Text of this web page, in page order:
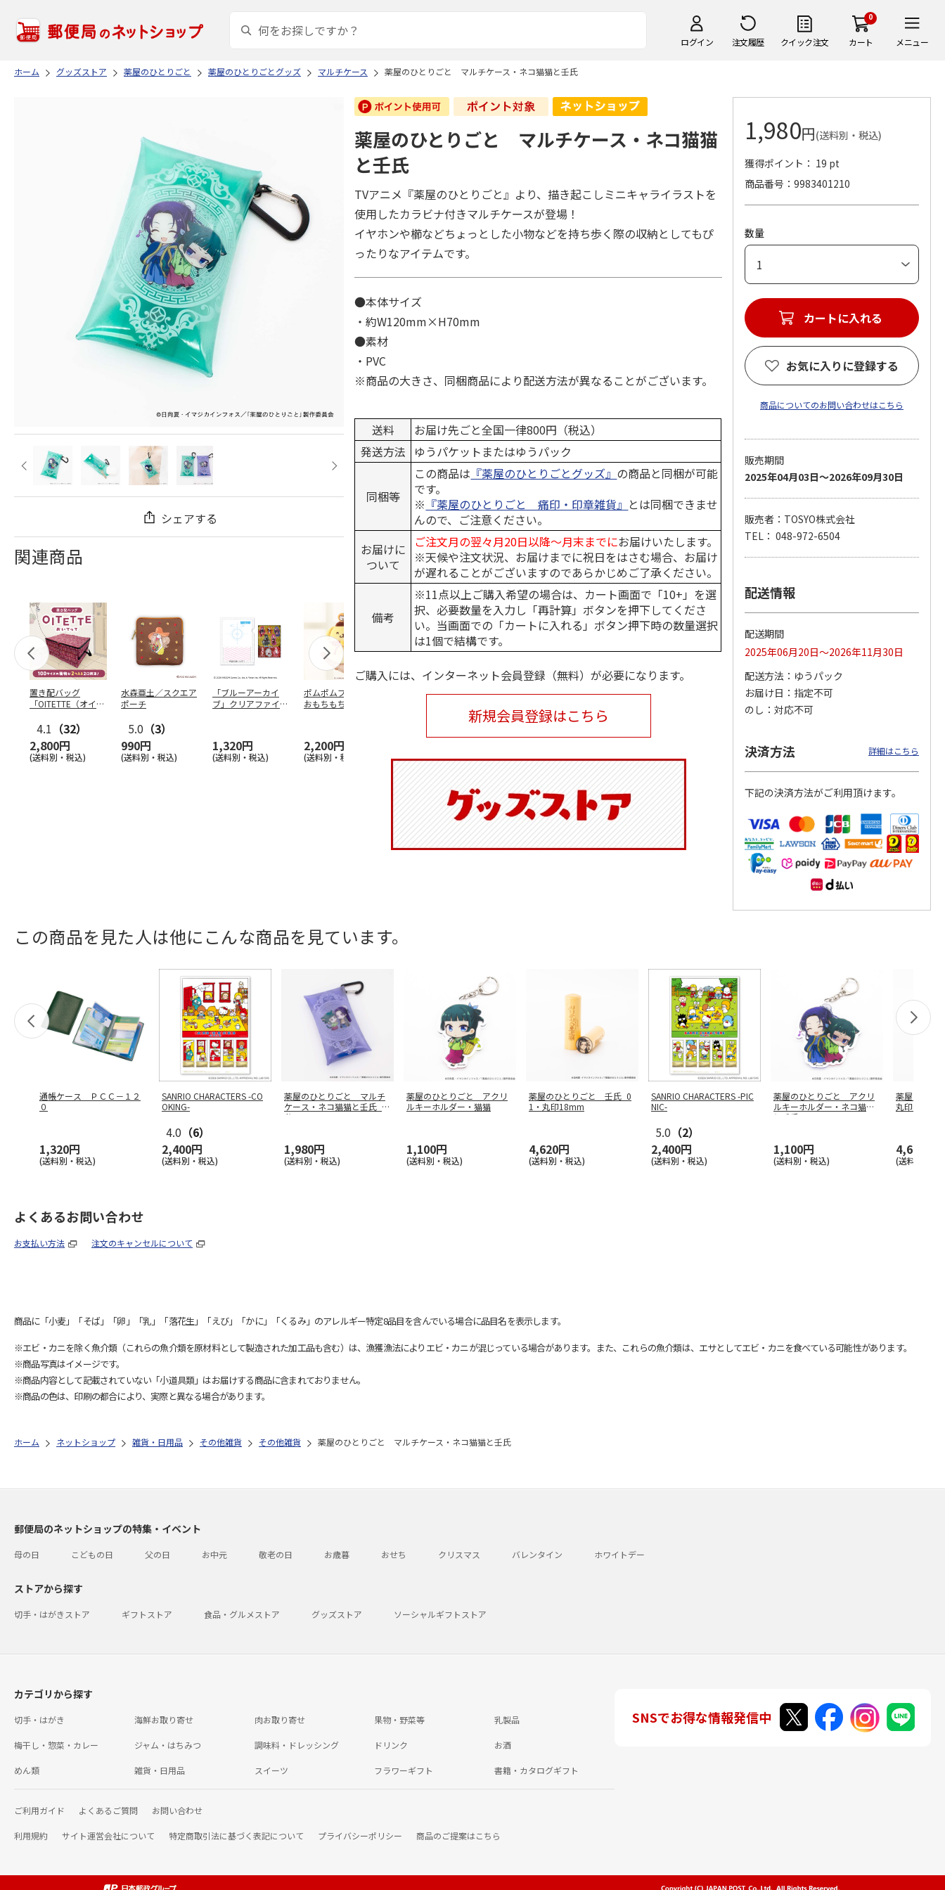
ログイン 注文履歴 クイック注文
0
カート メニュー
ホーム グッズストア 薬屋のひとりごと 薬屋のひとりごとグッズ マルチケース 薬屋のひとりごと マルチケース・ネコ猫猫と壬氏
シェアする
関連商品
置き配バッグ
「OITETTE（オイテ
4.1 （32）
2,800円
(送料別・税込)
水森亜土／スクエア
ポーチ
5.0 （3）
990円
(送料別・税込)
「ブルーアーカイ
ブ」クリアファイル
1,320円
(送料別・税込)
ポムポムプリン30th
おもちもちもちマス
2,200円
(送料別・税込)
ポムポムプリン30th
(送料別・税込)
水森亜土／ステッカ
(送料別・税込)
リラックマ／マルチ
(送料別・税込) (送料別・税込)
ポムポムプリン30th
日付印 Lサイズ
4,950円
(送料別・税込)
605,000円
(送料・税込)
薬屋のひとりごと マルチケース・ネコ猫猫
と壬氏
TVアニメ『薬屋のひとりごと』より、描き起こしミニキャライラストを
使用したカラビナ付きマルチケースが登場！
イヤホンや櫛などちょっとした小物などを持ち歩く際の収納としてもぴ
ったりなアイテムです。
●本体サイズ
・約W120mm×H70mm
●素材
・PVC
※商品の大きさ、同梱商品により配送方法が異なることがございます。
送料
お届け先ごと全国一律800円（税込）
発送方法
ゆうパケットまたはゆうパック
同梱等
この商品は 『薬屋のひとりごとグッズ』 の商品と同梱が可能
です。
※ 『薬屋のひとりごと 痛印・印章雑貨』 とは同梱できませ
んので、ご注意ください。
お届けに
ついて
ご注文月の翌々月20日以降～月末までにお届けいたします。
※天候や注文状況、お届けまでに祝日をはさむ場合、お届け
が遅れることがございますのであらかじめご了承ください。
備考
※11点以上ご購入希望の場合は、カート画面で「10+」を選
択、必要数量を入力し「再計算」ボタンを押下してくださ
い。当画面での「カートに入れる」ボタン押下時の数量選択
は1個で結構です。
ご購入には、インターネット会員登録（無料）が必要になります。
新規会員登録はこちら
1,980円(送料別・税込)
獲得ポイント： 19 pt
商品番号
9983401210
数量
お気に入りに登録する
商品についてのお問い合わせはこちら
販売期間
2025年04月03日～2026年09月30日
販売者：TOSYO株式会社
TEL： 048-972-6504
配送情報
配送期間
2025年06月20日～2026年11月30日
配送方法
ゆうパック
お届け日
指定不可
のし
対応不可
決済方法 詳細はこちら
下記の決済方法がご利用頂けます。
この商品を見た人は他にこんな商品を見ています。
通帳ケース ＰＣＣ－１２
０
1,320円
(送料別・税込)
SANRIO CHARACTERS -CO
OKING-
4.0 （6）
2,400円
(送料別・税込)
薬屋のひとりごと マルチ
ケース・ネコ猫猫と壬氏_牛
黄
1,980円
(送料別・税込)
薬屋のひとりごと アクリ
ルキーホルダー・猫猫
1,100円
(送料別・税込)
薬屋のひとりごと 壬氏_0
1・丸印18mm
4,620円
(送料別・税込)
SANRIO CHARACTERS -PIC
NIC-
5.0 （2）
2,400円
(送料別・税込)
薬屋のひとりごと アクリ
ルキーホルダー・ネコ猫猫
と壬氏
1,100円
(送料別・税込)
薬屋のひと
丸印18mm
4,620円
(送料別・税
よくあるお問い合わせ
お支払い方法 注文のキャンセルについて
商品に「小麦」「そば」「卵」「乳」「落花生」「えび」「かに」「くるみ」のアレルギー特定8品目を含んでいる場合に品目名を表示します。
※エビ・カニを除く魚介類（これらの魚介類を原材料として製造された加工品も含む）は、漁獲漁法によりエビ・カニが混じっている場合があります。また、これらの魚介類は、エサとしてエビ・カニを食べている可能性があります。
※商品写真はイメージです。
※商品内容として記載されていない「小道具類」はお届けする商品に含まれておりません。
※商品の色は、印刷の都合により、実際と異なる場合があります。
ホーム ネットショップ 雑貨・日用品 その他雑貨 その他雑貨 薬屋のひとりごと マルチケース・ネコ猫猫と壬氏
郵便局のネットショップの特集・イベント
母の日 こどもの日 父の日 お中元 敬老の日 お歳暮 おせち クリスマス バレンタイン ホワイトデー
ストアから探す
切手・はがきストア ギフトストア 食品・グルメストア グッズストア ソーシャルギフトストア
カテゴリから探す
切手・はがき 海鮮お取り寄せ 肉お取り寄せ 果物・野菜等 乳製品
梅干し・惣菜・カレー ジャム・はちみつ 調味料・ドレッシング ドリンク お酒
めん類 雑貨・日用品 スイーツ フラワーギフト 書籍・カタログギフト
ご利用ガイド よくあるご質問 お問い合わせ
利用規約 サイト運営会社について 特定商取引法に基づく表記について プライバシーポリシー 商品のご提案はこちら
SNSでお得な情報発信中